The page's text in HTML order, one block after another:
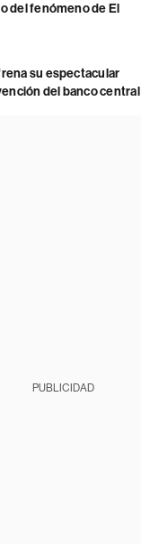
del fenómeno de El
su espectacular
del banco central
PUBLICIDAD